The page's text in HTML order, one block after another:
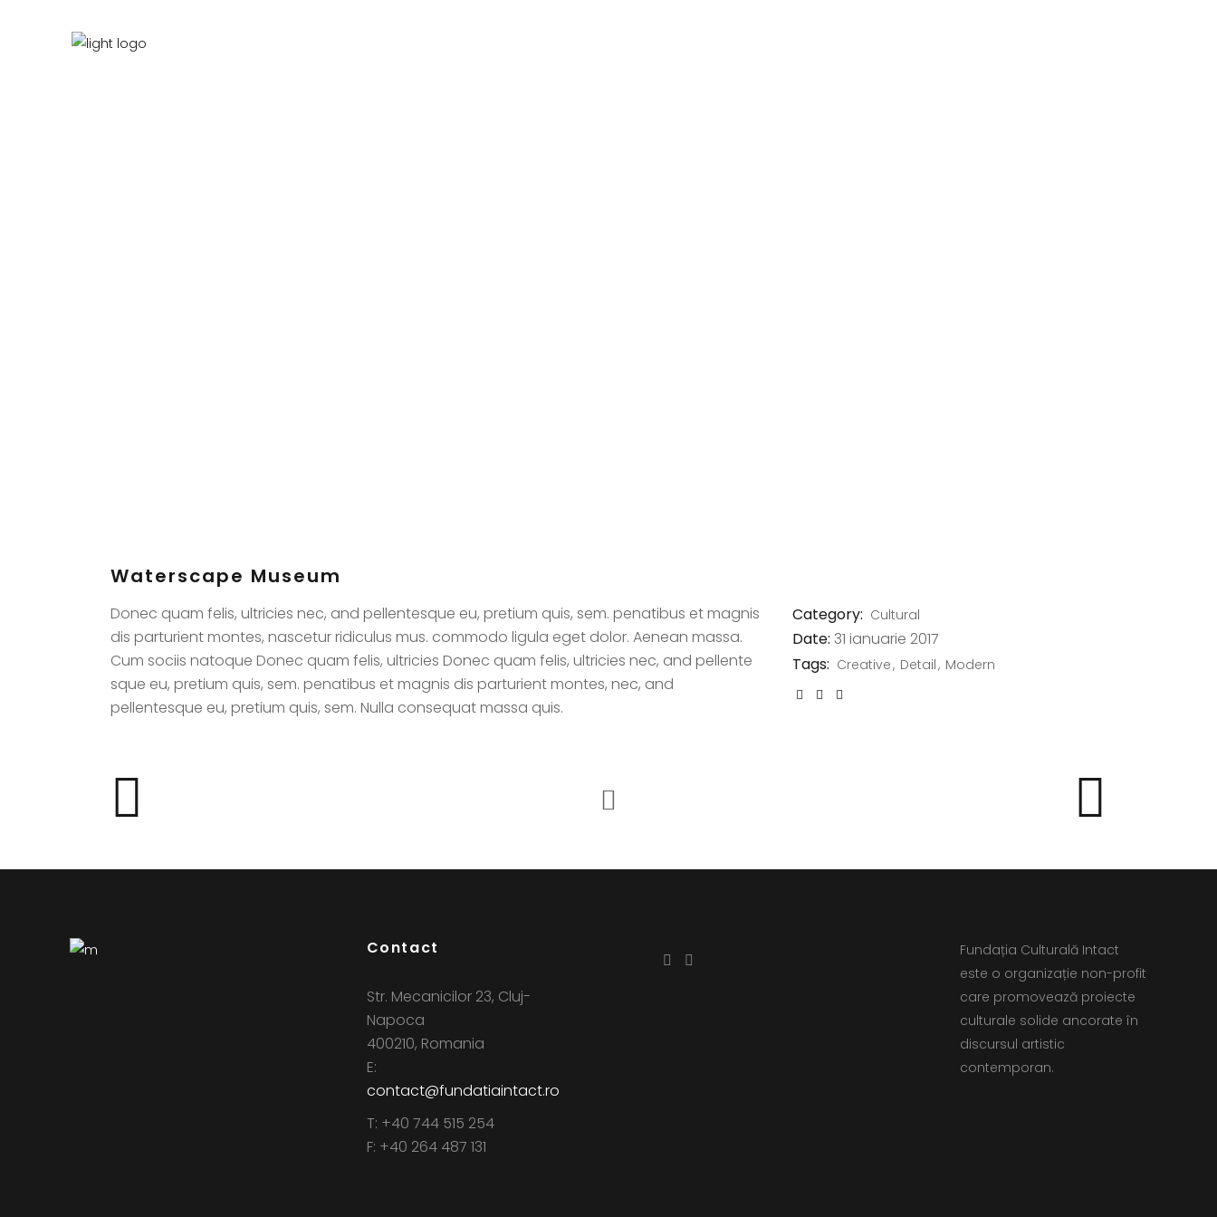
Waterscape Museum
Donec quam felis, ultricies nec, and pellentesque eu, pretium quis, sem. penatibus et magnis
dis parturient montes, nascetur ridiculus mus. commodo ligula eget dolor. Aenean massa.
Cum sociis natoque Donec quam felis, ultricies Donec quam felis, ultricies nec, and pellente
sque eu, pretium quis, sem. penatibus et magnis dis parturient montes, nec, and
pellentesque eu, pretium quis, sem. Nulla consequat massa quis.
Category: Cultural
Date: 31 ianuarie 2017
Tags: Creative Detail Modern
Contact
Str. Mecanicilor 23, Cluj-
Napoca
400210, Romania
E:
contact@fundatiaintact.ro
T: +40 744 515 254
F: +40 264 487 131
Fundația Culturală Intact
este o organizație non-profit
care promovează proiecte
culturale solide ancorate în
discursul artistic
contemporan.